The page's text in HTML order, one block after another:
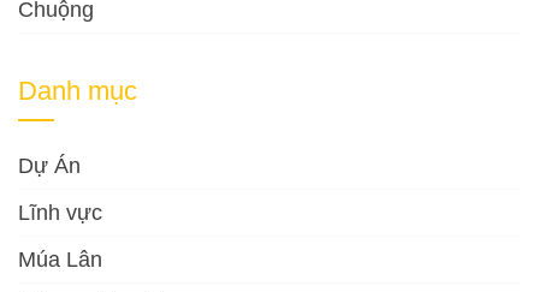
Chuộng
Danh mục
Dự Án
Lĩnh vực
Múa Lân